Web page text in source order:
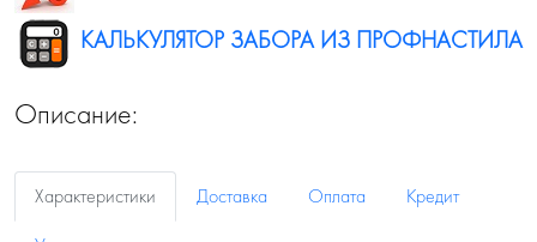
КАЛЬКУЛЯТОР ЗАБОРА ИЗ ПРОФНАСТИЛА
Описание:
Характеристики Доставка Оплата
Кредит